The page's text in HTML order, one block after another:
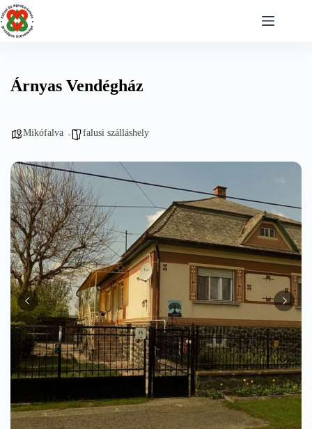
Skip
to
content
Árnyas Vendégház
Mikófalva falusi szálláshely